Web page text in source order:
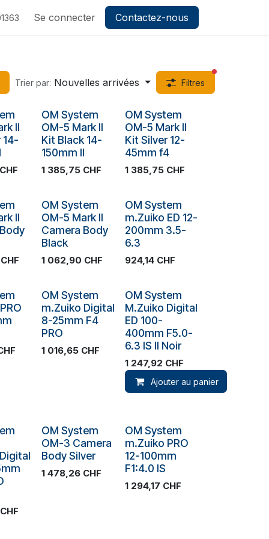
nousSe connecter Contactez-nous
Trier par: Nouvelles arrivées Filtres filtres actifs
II
14-
Plus de stock
OM System
OM-5 Mark II
Kit Black 14-
150mm II
1 385,75CHF
Plus de stock
OM System
OM-5 Mark II
Kit Silver 12-
45mm f4
1 385,75CHF
II
Plus de stock
OM System
OM-5 Mark II
Camera Body
Black
1 062,90 CHF
Plus de stock
OM System
m.Zuiko ED 12-
200mm 3.5-
6.3
924,14CHF
Plus de stock
OM System
m.Zuiko Digital
8-25mm F4
PRO
1 016,65CHF
OM System
M.Zuiko Digital
ED 100-
400mm F5.0-
6.3 IS II Noir
1 247,92 CHF
Ajouter au panier
Plus de stock
OM System
OM-3 Camera
Body Silver
1 478,26CHF
Plus de stock
OM System
m.Zuiko PRO
12-100mm
F1:4.0 IS
1 294,17 CHF